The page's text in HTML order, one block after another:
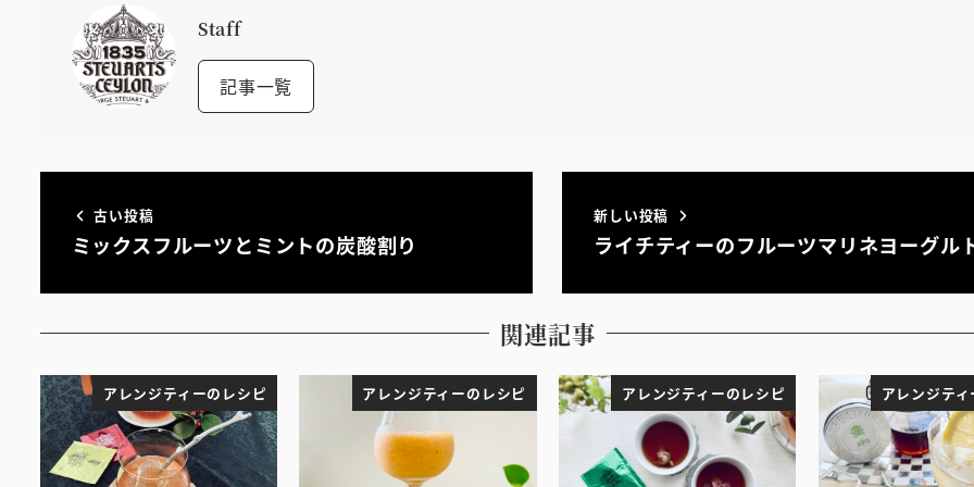
Staff
記事一覧
古い投稿
ミックスフルーツとミントの炭酸割り
新しい投稿
ライチティーのフルーツマリネヨーグル
関連記事
アレンジティーのレシピ アレンジティーのレシピ アレンジティーのレシピ アレンジテ